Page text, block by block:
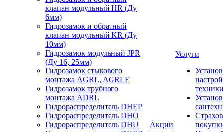
клапан модульный HR (Ду
6мм)
Гидрозамок и обратный
клапан модульный KR (Ду
10мм)
Гидрозамок модульный JPR
(Ду 16, 25мм)
Гидрозамок стыкового
монтажа AGRL, AGRLE
Гидрозамок трубного
монтажа ADRL
Гидрораспределитель DHEP
Гидрораспределитель DHO
Гидрораспределитель DHU
Акции
Услуги
техники